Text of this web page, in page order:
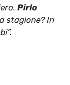
Pirlo
stagione? In